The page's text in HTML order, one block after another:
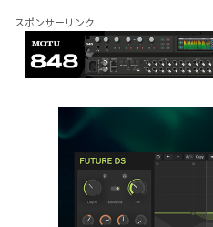
スポンサーリンク